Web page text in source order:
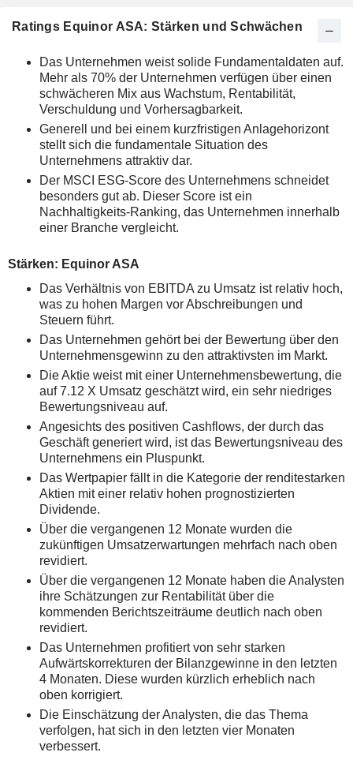
Ratings Equinor ASA: Stärken und Schwächen
Das Unternehmen weist solide Fundamentaldaten auf.
Mehr als 70% der Unternehmen verfügen über einen
schwächeren Mix aus Wachstum, Rentabilität,
Verschuldung und Vorhersagbarkeit.
Generell und bei einem kurzfristigen Anlagehorizont
stellt sich die fundamentale Situation des
Unternehmens attraktiv dar.
Der MSCI ESG-Score des Unternehmens schneidet
besonders gut ab. Dieser Score ist ein
Nachhaltigkeits-Ranking, das Unternehmen innerhalb
einer Branche vergleicht.
Stärken: Equinor ASA
Das Verhältnis von EBITDA zu Umsatz ist relativ hoch,
was zu hohen Margen vor Abschreibungen und
Steuern führt.
Das Unternehmen gehört bei der Bewertung über den
Unternehmensgewinn zu den attraktivsten im Markt.
Die Aktie weist mit einer Unternehmensbewertung, die
auf 7.12 X Umsatz geschätzt wird, ein sehr niedriges
Bewertungsniveau auf.
Angesichts des positiven Cashflows, der durch das
Geschäft generiert wird, ist das Bewertungsniveau des
Unternehmens ein Pluspunkt.
Das Wertpapier fällt in die Kategorie der renditestarken
Aktien mit einer relativ hohen prognostizierten
Dividende.
Über die vergangenen 12 Monate wurden die
zukünftigen Umsatzerwartungen mehrfach nach oben
revidiert.
Über die vergangenen 12 Monate haben die Analysten
ihre Schätzungen zur Rentabilität über die
kommenden Berichtszeiträume deutlich nach oben
revidiert.
Das Unternehmen profitiert von sehr starken
Aufwärtskorrekturen der Bilanzgewinne in den letzten
4 Monaten. Diese wurden kürzlich erheblich nach
oben korrigiert.
Die Einschätzung der Analysten, die das Thema
verfolgen, hat sich in den letzten vier Monaten
verbessert.